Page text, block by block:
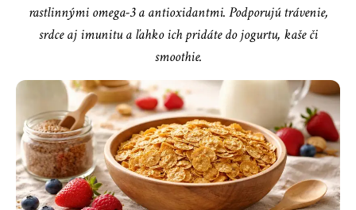
rastlinnými omega-3 a antioxidantmi. Podporujú trávenie,
srdce aj imunitu a ľahko ich pridáte do jogurtu, kaše či
smoothie.